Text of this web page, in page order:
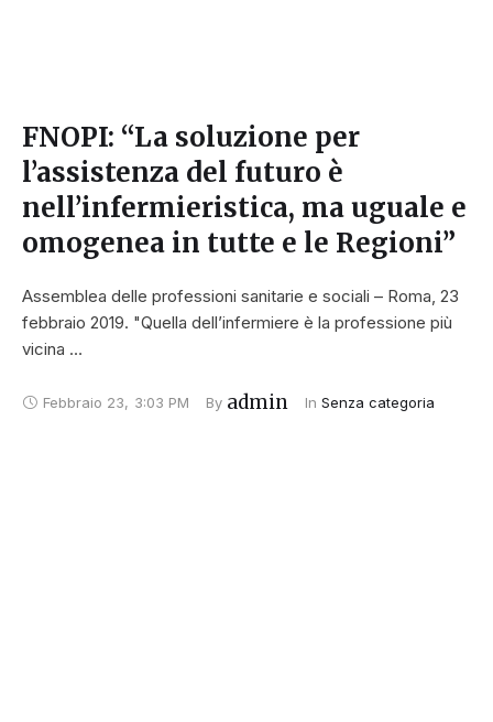
FNOPI: “La soluzione per
l’assistenza del futuro è
nell’infermieristica, ma uguale e
omogenea in tutte e le Regioni”
Assemblea delle professioni sanitarie e sociali – Roma, 23
febbraio 2019. "Quella dell’infermiere è la professione più
vicina …
Febbraio 23, 3:03 PM By admin In Senza categoria